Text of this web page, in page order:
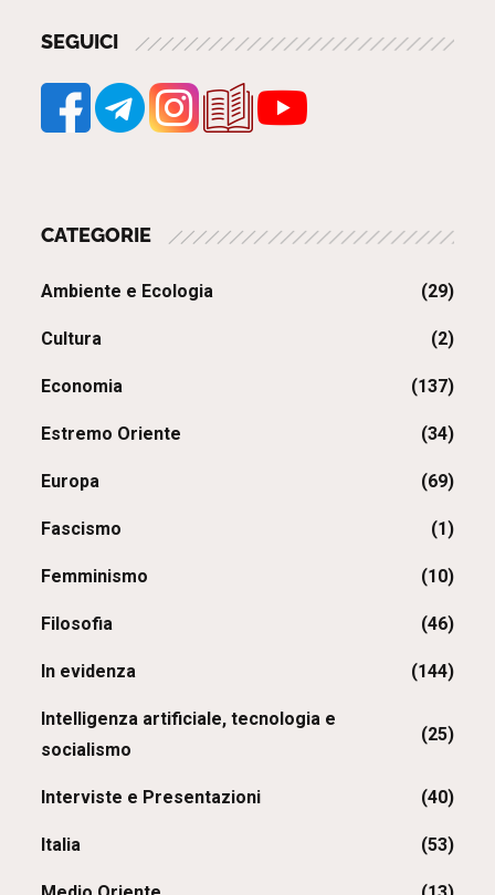
SEGUICI
CATEGORIE
Ambiente e Ecologia (29)
Cultura (2)
Economia (137)
Estremo Oriente (34)
Europa (69)
Fascismo (1)
Femminismo (10)
Filosofia (46)
In evidenza (144)
Intelligenza artificiale, tecnologia e
socialismo
(25)
Interviste e Presentazioni (40)
Italia (53)